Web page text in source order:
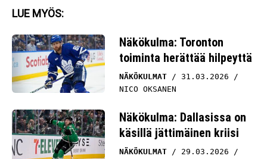
LUE MYÖS:
Näkökulma: Toronton
toiminta herättää hilpeyttä
NÄKÖKULMAT
31.03.2026
NICO OKSANEN
Näkökulma: Dallasissa on
käsillä jättimäinen kriisi
NÄKÖKULMAT
29.03.2026